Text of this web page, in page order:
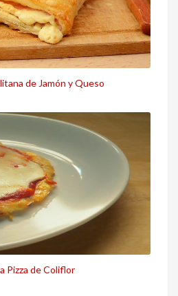
de Jamón y Queso
Pizza de Coliflor